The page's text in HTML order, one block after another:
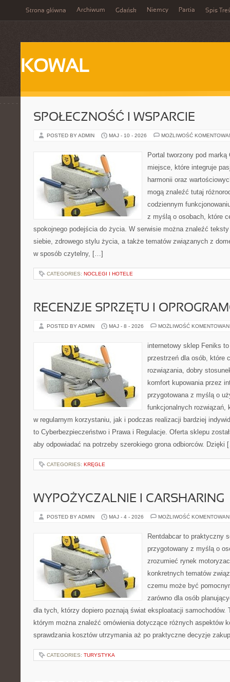
Strona główna Archiwum Gdańsk Niemcy Partia Spis
KOWAL
SPOŁECZNOŚĆ I WSPARCIE
POSTED BY ADMIN MAJ - 10 - 2026 MOŻLIWOŚĆ
Portal tworzony pod
miejsce, które integruje
harmonii oraz
mogą znaleźć tutaj
codziennym
z myślą o osobach, które
spokojnego podejścia do życia. W serwisie można znaleźć
siebie, zdrowego stylu życia, a także tematów związanych z
w sposób czytelny, […]
CATEGORIES: NOCLEGI I HOTELE
RECENZJE SPRZĘTU I
POSTED BY ADMIN MAJ - 8 - 2026 MOŻLIWOŚĆ
internetowy sklep Feniks
przestrzeń dla osób, które
rozwiązania, dobry
komfort kupowania przez
przygotowana z myślą o
funkcjonalnych rozwiązań,
w regularnym korzystaniu, jak i podczas realizacji bardziej
to Cyberbezpieczeństwo i Prawa i Regulacje. Oferta sklepu
aby odpowiadać na potrzeby szerokiego grona odbiorców. Dzięki
CATEGORIES: KRĘGLE
WYPOŻYCZALNIE I CARSHARING
POSTED BY ADMIN MAJ - 4 - 2026 MOŻLIWOŚĆ
Rentdabcar to praktyczny
przygotowany z myślą o
zrozumieć rynek
konkretnych tematów
czemu może być
zarówno dla osób
dla tych, którzy dopiero poznają świat eksploatacji samochodów.
którym można znaleźć omówienia dotyczące różnych aspektów
sprawdzania kosztów utrzymania aż po praktyczne decyzje
CATEGORIES: TURYSTYKA